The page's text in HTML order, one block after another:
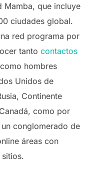
Mamba, que incluye
ciudades global.
red programa por
tanto contactos
como hombres
Unidos de
Continente
como por
conglomerado de
áreas con